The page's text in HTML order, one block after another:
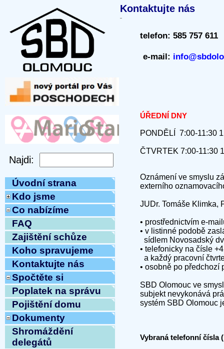
Úvodní strana
Kdo jsme
Co nabízíme
FAQ
Zajištění schůze
Koho spravujeme
Kontaktujte nás
Spočtěte si
Poplatek na správu
Pojištění domu
Dokumenty
Shromáždění
delegátů
Kontaktujte nás
telefon:
e-mail:
585 757 611
ÚŘEDNÍ DNY
PONDĚLÍ 7:00-11:30
ČTVRTEK 7:00-11:30
Oznámení ve smyslu
externího
JUDr. Tomáše Klimka,
• prostřednictvím e-
• v listinné podobě
sídlem Novosadský
• telefonicky na čísle
a každý pracovní
• osobně po předchozí
SBD Olomouc ve
subjekt nevykonává
systém SBD Olomouc
Vybraná telefonní čísla